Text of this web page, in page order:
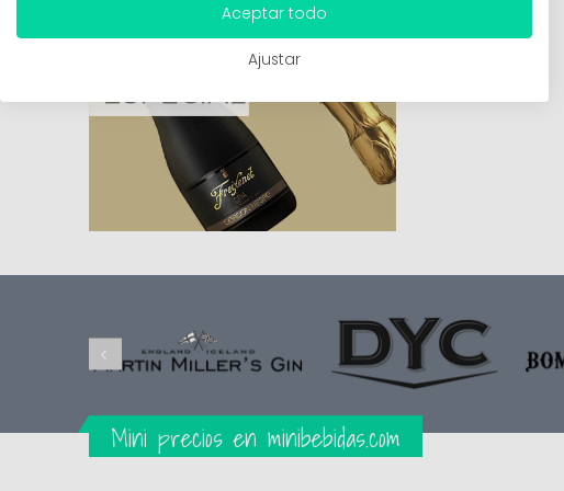
Mini precios en minibebidas.com
Aceptar todo
Ajustar